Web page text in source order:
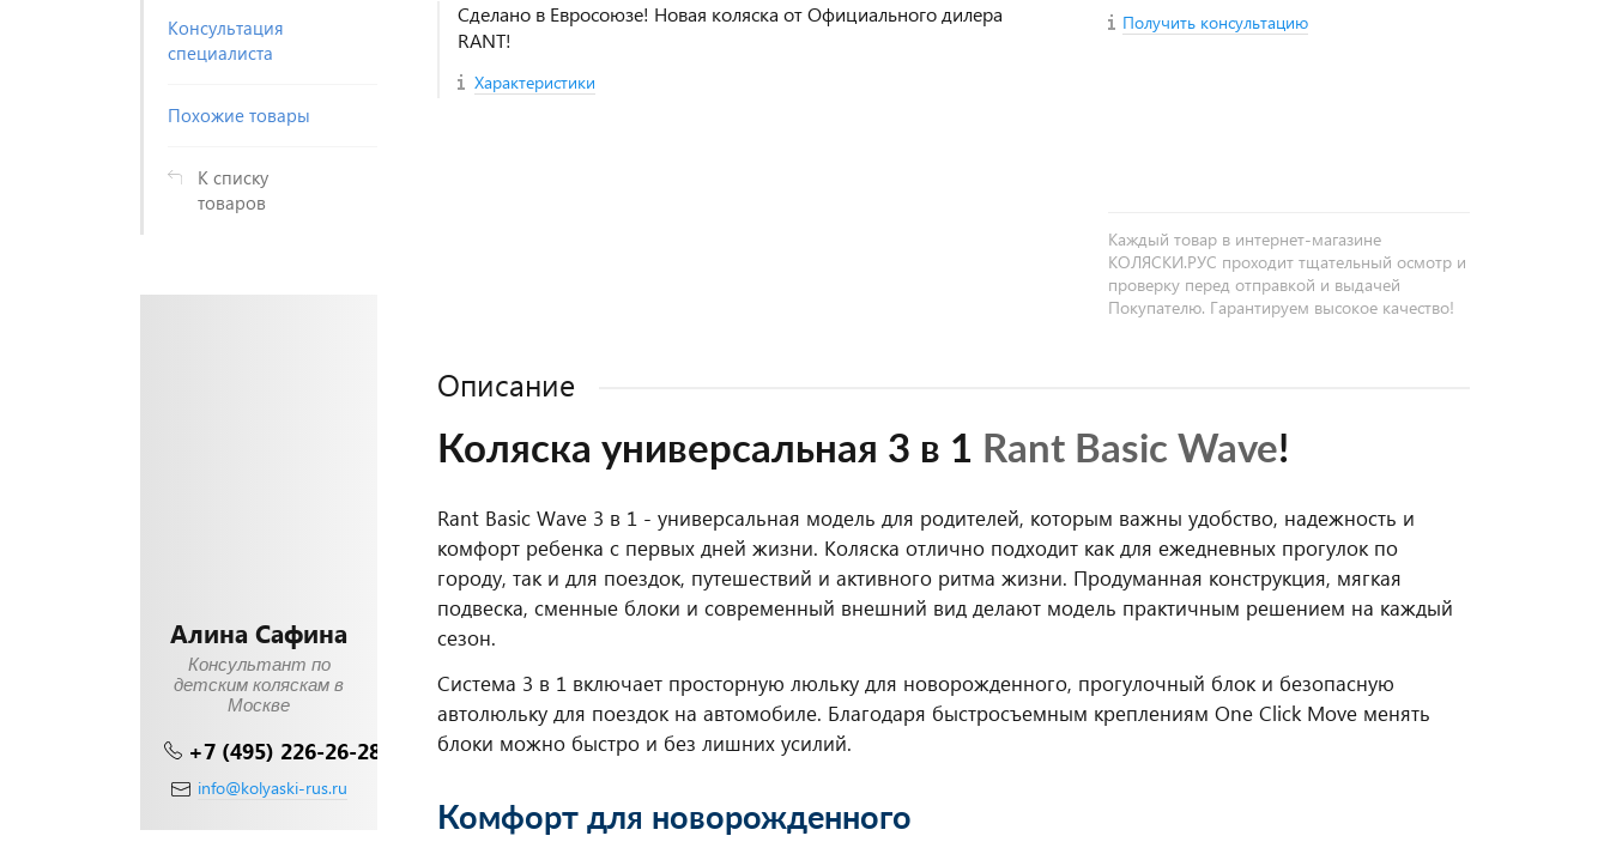
Консультация
специалиста
Похожие товары
К списку
товаров
Алина Сафина
Консультант по
детским коляскам в
Москве
+7 (495) 226-26-28
info@kolyaski-rus.ru
Сделано в Евросоюзе! Новая коляска от Официального дилера
RANT!
Характеристики
Получить консультацию
Каждый товар в интернет-магазине
КОЛЯСКИ.РУС проходит тщательный осмотр и
проверку перед отправкой и выдачей
Покупателю. Гарантируем высокое качество!
Описание
Коляска универсальная 3 в 1 Rant Basic Wave!
Rant Basic Wave 3 в 1 - универсальная модель для родителей, которым важны удобство, надежность и
комфорт ребенка с первых дней жизни. Коляска отлично подходит как для ежедневных прогулок по
городу, так и для поездок, путешествий и активного ритма жизни. Продуманная конструкция, мягкая
подвеска, сменные блоки и современный внешний вид делают модель практичным решением на каждый
сезон.
Система 3 в 1 включает просторную люльку для новорожденного, прогулочный блок и безопасную
автолюльку для поездок на автомобиле. Благодаря быстросъемным креплениям One Click Move менять
блоки можно быстро и без лишних усилий.
Комфорт для новорожденного